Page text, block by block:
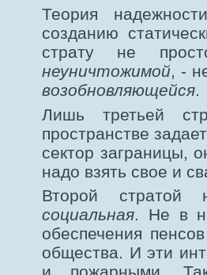
Теория
созданию
страту не
неуничтожимой, -
возобновляющейся.
Лишь третьей
пространстве
сектор заграницы,
надо взять свое и
Второй стратой
социальная. Не в
обеспечения
общества. И эти